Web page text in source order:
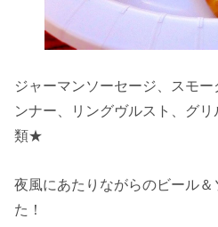
ジャーマンソーセージ、スモ
ンナー、リングヴルスト、グ
類★
夜風にあたりながらのビール＆
た！